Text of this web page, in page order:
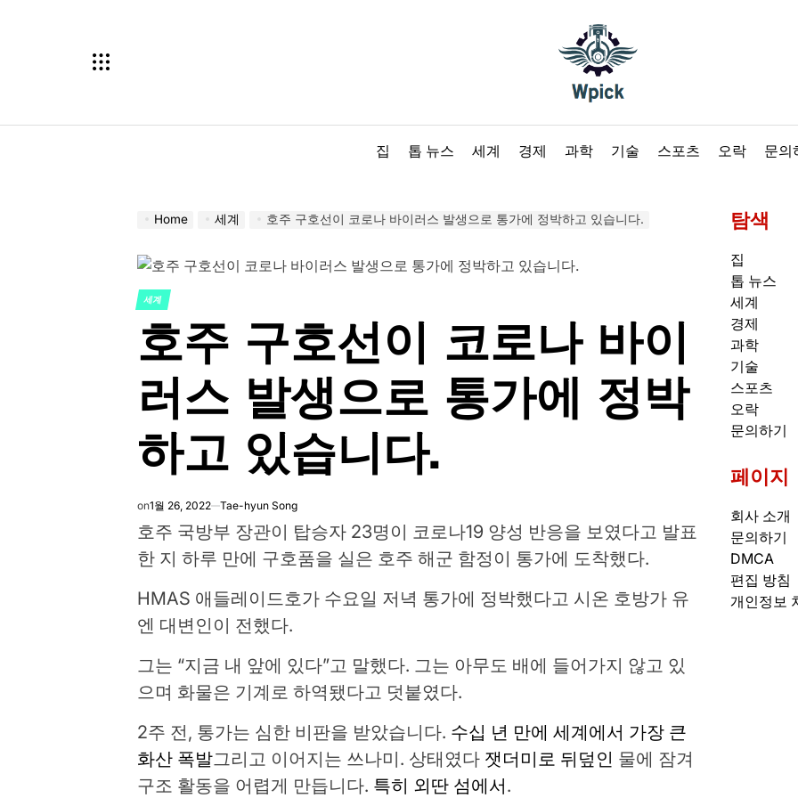
집
톱 뉴스 세계 경제 과학 기술 스포츠 오락 문의
Home 세계 호주 구호선이 코로나 바이러스 발생으로 통가에 정박하고 있습니다.
POSTED
세계
호주 구호선이 코로나 바이
러스 발생으로 통가에 정박
하고 있습니다.
on1월 26, 2022 Tae-hyun Song
호주 국방부 장관이 탑승자 23명이 코로나19 양성 반응을 보였다고 발표
한 지 하루 만에 구호품을 실은 호주 해군 함정이 통가에 도착했다.
HMAS 애들레이드호가 수요일 저녁 통가에 정박했다고 시온 호방가 유
엔 대변인이 전했다.
그는 “지금 내 앞에 있다”고 말했다. 그는 아무도 배에 들어가지 않고 있
으며 화물은 기계로 하역됐다고 덧붙였다.
2주 전, 통가는 심한 비판을 받았습니다. 수십 년 만에 세계에서 가장 큰
화산 폭발그리고 이어지는 쓰나미. 상태였다 잿더미로 뒤덮인 물에 잠겨
구조 활동을 어렵게 만듭니다. 특히 외딴 섬에서.
탐색
집
톱 뉴스
세계
경제
과학
기술
스포츠
오락
문의하기
페이지
회사 소개
문의하기
DMCA
편집 방침
개인정보